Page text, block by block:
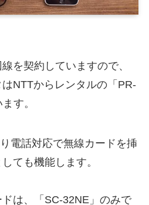
を契約していますので、
NTTからレンタルの「PR-
す。
電話対応で無線カードを挿
ても機能します。
は、「SC-32NE」のみで